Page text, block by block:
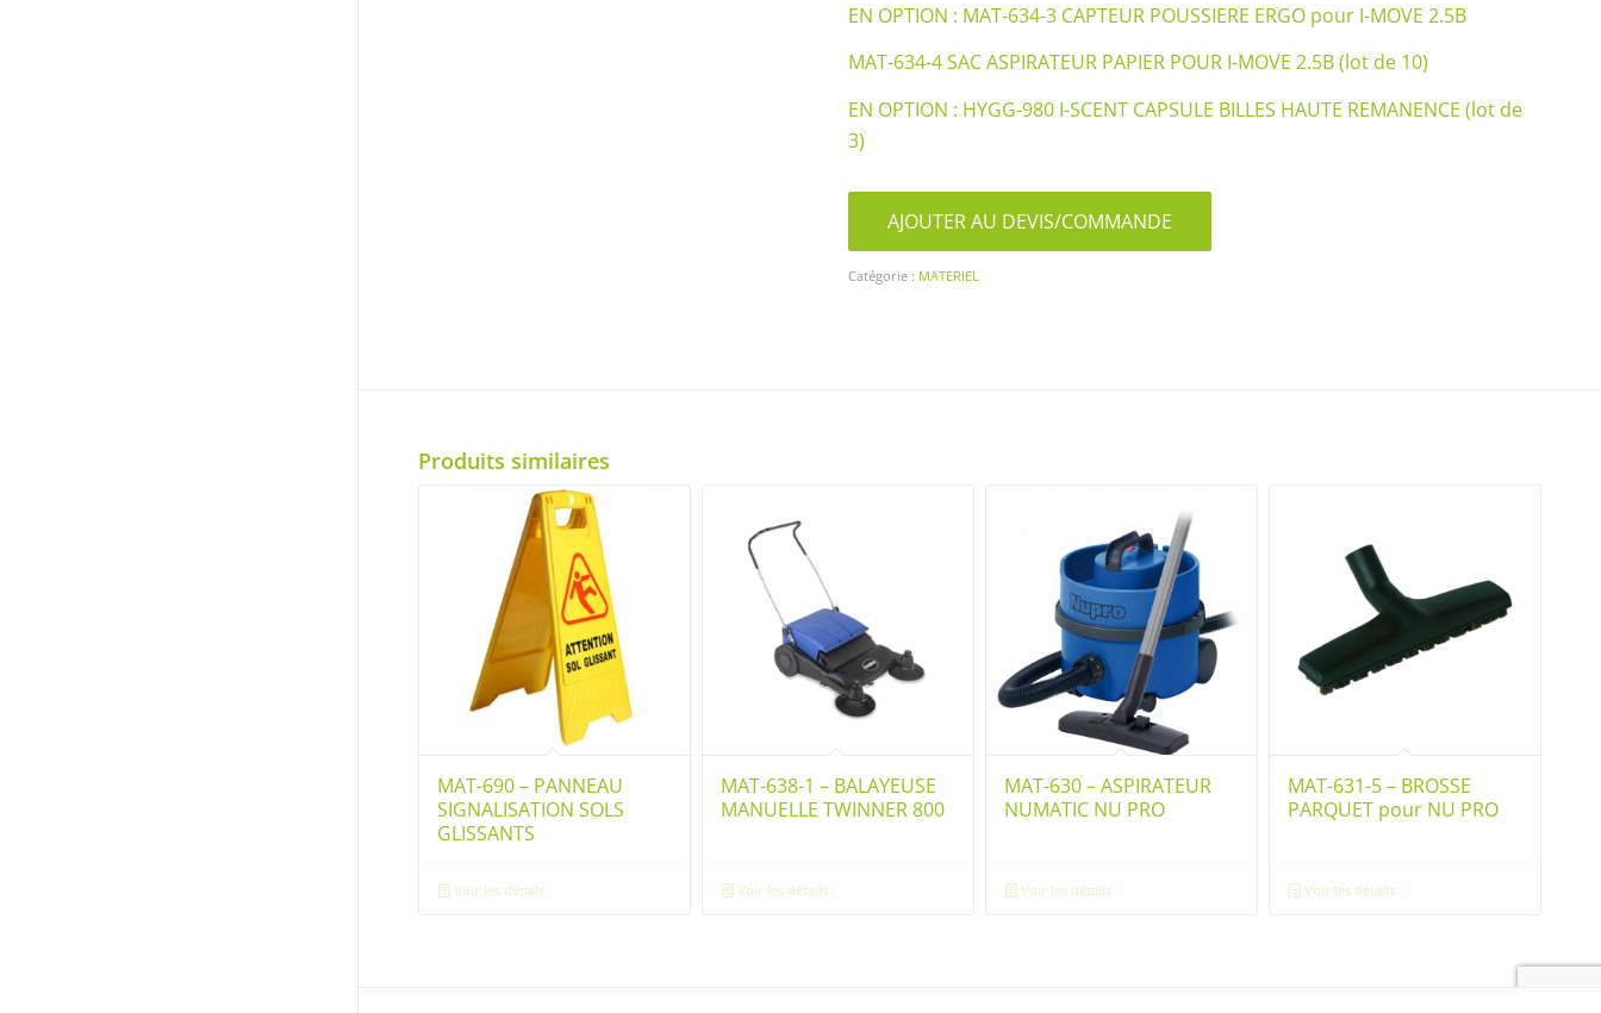
EN OPTION : MAT-634-3 CAPTEUR POUSSIERE ERGO pour I-MOVE 2.5B
MAT-634-4 SAC ASPIRATEUR PAPIER POUR I-MOVE 2.5B (lot de 10)
EN OPTION : HYGG-980 I-SCENT CAPSULE BILLES HAUTE REMANENCE (lot de
3)
AJOUTER AU DEVIS/COMMANDE
Catégorie : MATERIEL
Produits similaires
MAT-690 – PANNEAU
SIGNALISATION SOLS
GLISSANTS
Voir les détails
MAT-638-1 – BALAYEUSE
MANUELLE TWINNER 800
Voir les détails
MAT-630 – ASPIRATEUR
NUMATIC NU PRO
Voir les détails
MAT-631-5 – BROSSE
PARQUET pour NU PRO
Voir les détails